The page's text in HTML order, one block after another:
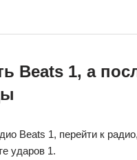
Beats 1, а
Beats 1, перейти к
ударов 1.